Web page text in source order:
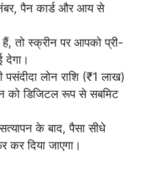
पैन कार्ड और आय से
तो स्क्रीन पर आपको प्री-
देगा।
लोन राशि (₹1 लाख)
डिजिटल रूप से सबमिट
सत्यापन के बाद, पैसा सीधे
दिया जाएगा।